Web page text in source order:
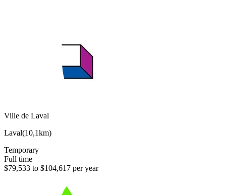
Ville de Laval
Laval(10,1km)
Temporary
Full time
$79,533 to $104,617 per year